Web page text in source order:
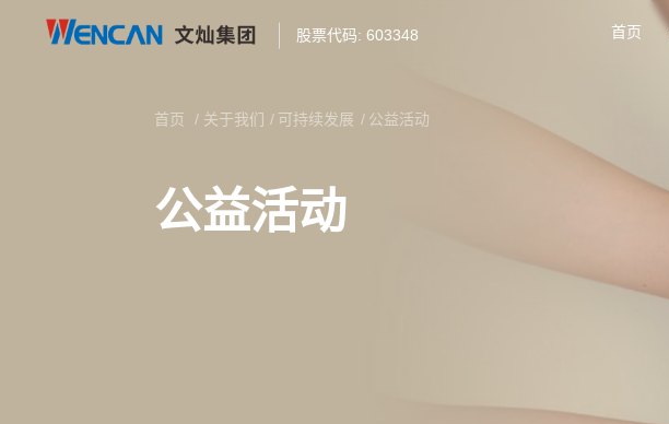
股票代码: 603348 首页
首页 / 关于我们 / 可持续发展 / 公益活动
公益活动